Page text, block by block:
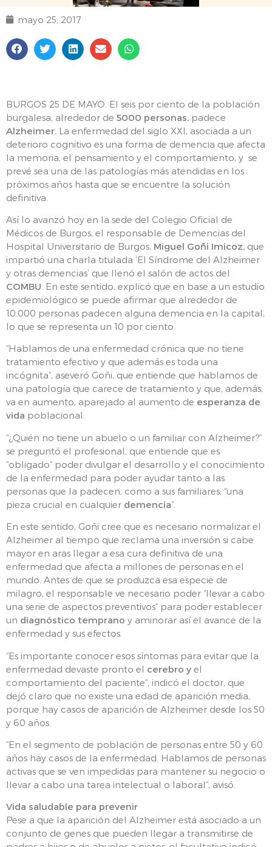
mayo 25, 2017
BURGOS 25 DE MAYO. El seis por ciento de la población
burgalesa, alrededor de 5000 personas, padece
Alzheimer. La enfermedad del siglo XXI, asociada a un
deterioro cognitivo es una forma de demencia que afecta
la memoria, el pensamiento y el comportamiento, y se
prevé sea una de las patologías más atendidas en los
próximos años hasta que se encuentre la solución
definitiva.
Así lo avanzó hoy en la sede del Colegio Oficial de
Médicos de Burgos, el responsable de Demencias del
Hospital Universitario de Burgos, Miguel Goñi Imicoz, que
impartió una charla titulada ‘El Síndrome del Alzheimer
y otras demencias’ que llenó el salón de actos del
COMBU . En este sentido, explicó que en base a un estudio
epidemiológico se puede afirmar que alrededor de
10.000 personas padecen alguna demencia en la capital,
lo que se representa un 10 por ciento.
“Hablamos de una enfermedad crónica que no tiene
tratamiento efectivo y que además es toda una
incógnita”, aseveró Goñi, que entiende que hablamos de
una patología que carece de tratamiento y que, además,
va en aumento, aparejado al aumento de esperanza de
vida poblacional.
“¿Quién no tiene un abuelo o un familiar con Alzheimer?”
se preguntó el profesional, que entiende que es
“obligado” poder divulgar el desarrollo y el conocimiento
de la enfermedad para poder ayudar tanto a las
personas que la padecen, como a sus familiares; “una
pieza crucial en cualquier demencia”.
En este sentido, Goñi cree que es necesario normalizar el
Alzheimer al tiempo que reclama una inversión si cabe
mayor en aras llegar a esa cura definitiva de una
enfermedad que afecta a millones de personas en el
mundo. Antes de que se produzca esa especie de
milagro, el responsable ve necesario poder “llevar a cabo
una serie de aspectos preventivos” para poder establecer
un diagnóstico temprano y aminorar así el avance de la
enfermedad y sus efectos.
“Es importante conocer esos síntomas para evitar que la
enfermedad devaste pronto el cerebro y el
comportamiento del paciente”, indicó el doctor, que
dejó claro que no existe una edad de aparición media,
porque hay casos de aparición de Alzheimer desde los 50
y 60 años.
“En el segmento de población de personas entre 50 y 60
años hay casos de la enfermedad. Hablamos de personas
activas que se ven impedidas para mantener su negocio o
llevar a cabo una tarea intelectual o laboral”, avisó.
Vida saludable para prevenir
Pese a que la aparición del Alzheimer está asociado a un
conjunto de genes que pueden llegar a transmitirse de